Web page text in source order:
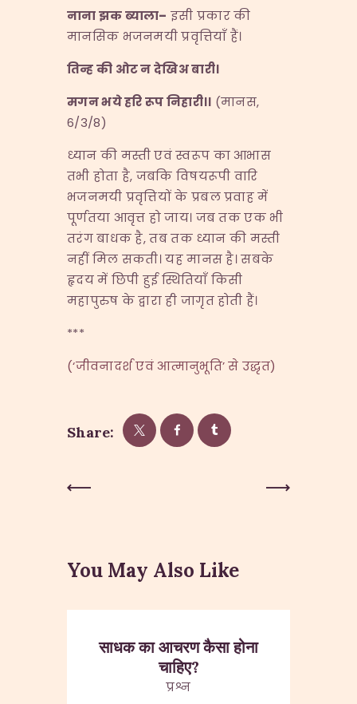
नाना झक ब्याला– इसी प्रकार की
मानसिक भजनमयी प्रवृत्तियाँ हैं।
तिन्ह की ओट न देखिअ बारी।
मगन भये हरि रूप निहारी।। (मानस,
6/3/8)
ध्यान की मस्ती एवं स्वरूप का आभास
तभी होता है, जबकि विषयरूपी वारि
भजनमयी प्रवृत्तियों के प्रबल प्रवाह में
पूर्णतया आवृत्त हो जाय। जब तक एक भी
तरंग बाधक है, तब तक ध्यान की मस्ती
नहीं मिल सकती। यह मानस है। सबके
हृदय में छिपी हुई स्थितियाँ किसी
महापुरुष के द्वारा ही जागृत होती हैं।
***
(‘जीवनादर्श एवं आत्मानुभूति’ से उद्धृत)
Share:
Post
You May Also Like
साधक का आचरण कैसा होना
चाहिए?
प्रश्न